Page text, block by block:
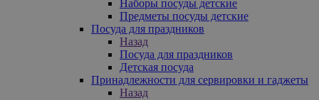
Наборы посуды детские
Предметы посуды детские
Посуда для праздников
Назад
Посуда для праздников
Детская посуда
Принадлежности для сервировки и гаджеты
Назад